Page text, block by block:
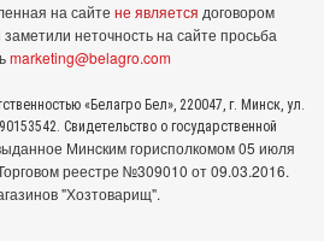
на сайте не является договором
заметили неточность на сайте просьба
marketing@belagro.com
«Белагро Бел», 220047, г. Минск, ул.
Свидетельство о государственной
Минcким горисполкомом 05 июля
реестре №309010 от 09.03.2016.
"Хозтоварищ".